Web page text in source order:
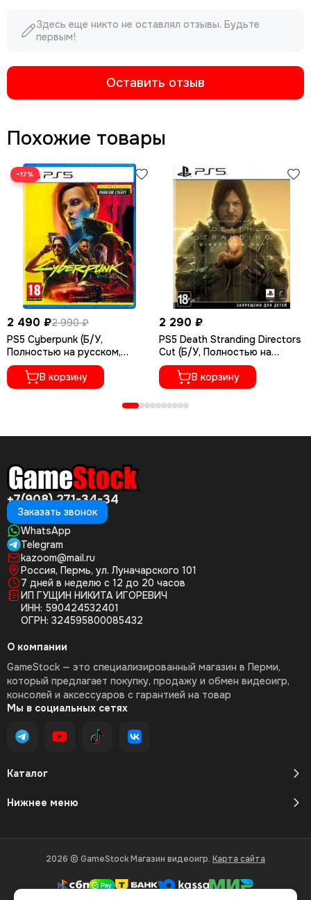
Здесь еще никто не оставлял отзывы. Будьте
первым!
Оставить отзыв
Похожие товары
−17%
2 490 ₽2 990 ₽
PS5 Cyberpunk (Б/У,
Полностью на русском,
PPSA-04027)
В корзину
2 290 ₽
PS5 Death Stranding Directors
Cut (Б/У, Полностью на
русском языке, PPSA-01968)
В корзину
+7(908) 271-34-34
Заказать звонок
WhatsApp
Telegram
kazoom@mail.ru
Россия, Пермь, ул. Луначарского 101
7 дней в неделю с 12 до 20 часов
ИП ГУЩИН НИКИТА ИГОРЕВИЧ
ИНН: 590424532401
ОГРН: 324595800085432
Каталог
Нижнее меню
О компании
GameStock — это специализированный магазин в Перми,
который предлагает покупку, продажу и обмен видеоигр,
консолей и аксессуаров с гарантией на товар
Мы в социальных сетях
2026 © GameStock Магазин видеоигр. Карта сайта